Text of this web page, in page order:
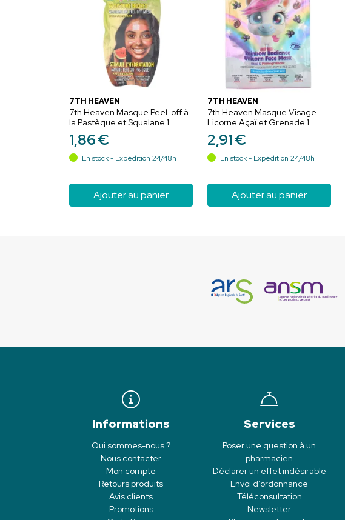
7TH HEAVEN
7th Heaven Masque Peel-off à
la Pastèque et Squalane 1
Masque – Hydrate et rafraîchit
1,86€
En stock - Expédition 24/48h
Ajouter au panier
7TH HEAVEN
7th Heaven Masque Visage
Licorne Açaï et Grenade 1
Masque – Nourrit et revitalise
2,91€
En stock - Expédition 24/48h
Ajouter au panier
Informations
Qui sommes-nous ?
Nous contacter
Mon compte
Retours produits
Avis clients
Promotions
Services
Poser une question à un
pharmacien
Déclarer un effet indésirable
Envoi d’ordonnance
Téléconsultation
Newsletter